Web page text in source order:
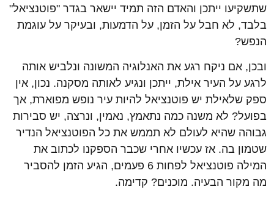
שתשקיעו ייתכן והאדם הזה תמיד יישאר בגדר "פוטנציאל"
בלבד, לא חבל על הזמן, על הדמעות, ובעיקר על עוגמת
הנפש?
ובכן, אם ניקח רגע את האנלוגיה המשונה ונלביש אותה
לרגע על העיר אילת, ייתכן ונגיע לאותה מסקנה. נכון, אין
ספק שלאילת יש פוטנציאל להיות עיר נופש מפוארת, אך
בפועל? לא משנה כמה נתאמץ, נאמין, ונרצה, יש סבירות
גבוהה שהיא לעולם לא תממש את כל הפוטנציאל הנדיר
שטמון בה. אז עכשיו אחרי שכבר הספקנו לכתוב את
המילה פוטנציאל לפחות 6 פעמים, הגיע הזמן להסביר
מה מקור הבעיה. מוכנים? קדימה.